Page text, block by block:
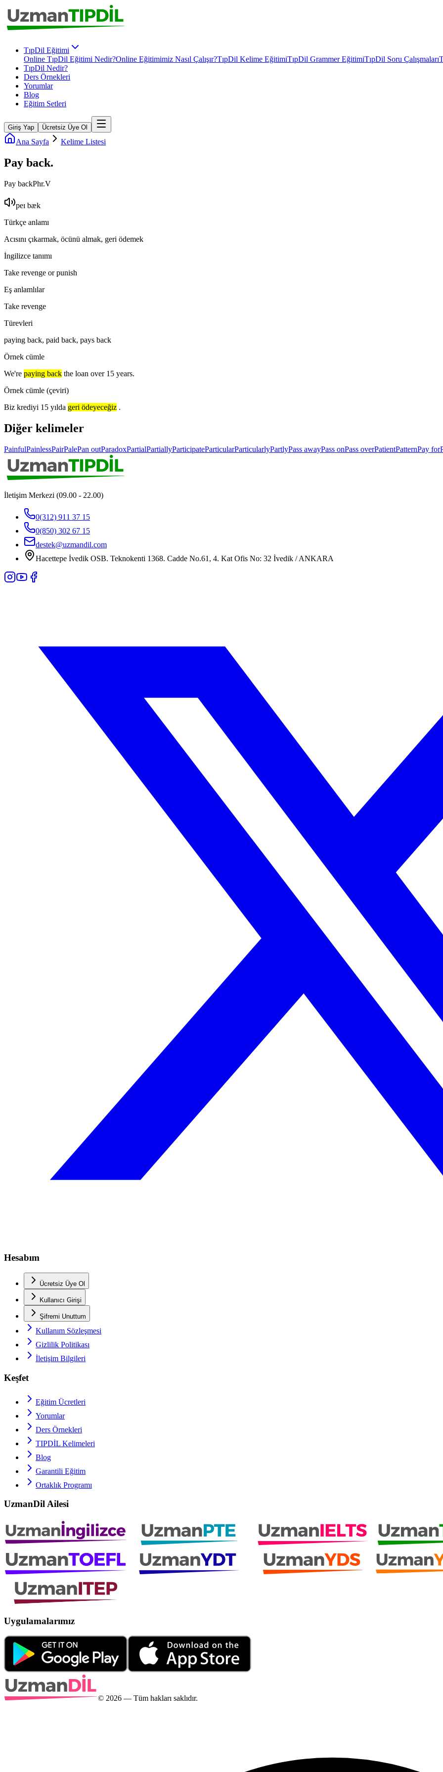
TıpDil Eğitimi
Online TıpDil Eğitimi Nedir?Online Eğitimimiz Nasıl Çalışır?TıpDil Kelime EğitimiTıpDil Grammer EğitimiTıpDil Soru Çalışmaları
TıpDil Nedir?
Ders Örnekleri
Yorumlar
Blog
Eğitim Setleri
Giriş Yap Ücretsiz Üye Ol
Ana Sayfa Kelime Listesi
Pay back.
Pay backPhr.V
peɪ bæk
Türkçe anlamı
Acısını çıkarmak, öcünü almak, geri ödemek
İngilizce tanımı
Take revenge or punish
Eş anlamlılar
Take revenge
Türevleri
paying back, paid back, pays back
Örnek cümle
We're paying back the loan over 15 years.
Örnek cümle (çeviri)
Biz krediyi 15 yılda geri ödeyeceğiz .
Diğer kelimeler
PainfulPainlessPairPalePan outParadoxPartialPartiallyParticipateParticularParticularlyPartlyPass awayPass onPass overPatientPatternPay for
İletişim Merkezi (09.00 - 22.00)
0(312) 911 37 15
0(850) 302 67 15
destek@uzmandil.com
Hacettepe İvedik OSB. Teknokenti 1368. Cadde No.61, 4. Kat Ofis No: 32 İvedik / ANKARA
Hesabım
Ücretsiz Üye Ol
Kullanıcı Girişi
Şifremi Unuttum
Kullanım Sözleşmesi
Gizlilik Politikası
İletişim Bilgileri
Keşfet
Eğitim Ücretleri
Yorumlar
Ders Örnekleri
TIPDİL Kelimeleri
Blog
Garantili Eğitim
Ortaklık Programı
UzmanDil Ailesi
Uygulamalarımız
© 2026 — Tüm hakları saklıdır.